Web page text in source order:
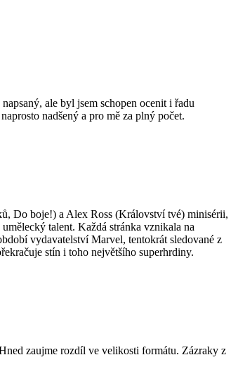
ale byl jsem schopen ocenit i řadu
nadšený a pro mě za plný počet.
Do boje!) a Alex Ross (Království tvé) minisérii,
talent. Každá stránka vznikala na
vydavatelství Marvel, tentokrát sledované z
stín i toho největšího superhrdiny.
zaujme rozdíl ve velikosti formátu. Zázraky z